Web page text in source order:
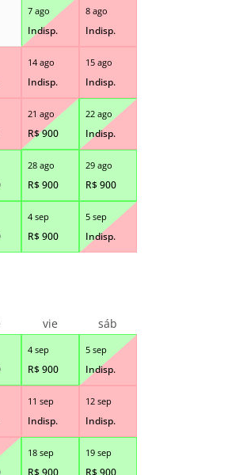
7 ago
Indisp.
8 ago
Indisp.
14 ago
Indisp.
15 ago
Indisp.
21 ago
R$900
22 ago
Indisp.
28 ago
R$900
29 ago
R$900
4 sep
R$900
5 sep
Indisp.
4 sep
R$900
5 sep
Indisp.
11 sep
Indisp.
12 sep
Indisp.
18 sep
R$900
19 sep
R$900
vie sáb